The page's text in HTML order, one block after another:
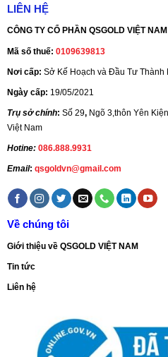
LIÊN HỆ
CÔNG TY CỔ PHẦN QSGOLD VIỆT NAM
Mã số thuế: 0109639813
Nơi cấp: Sở Kế Hoạch và Đầu Tư Thành
Ngày cấp: 19/05/2021
Trụ sở chính: Số 29, Ngõ 3,thôn Yên
Việt Nam
Hotine: 086.888.9931
Email: qsgoldvn@gmail.com
Về chúng tôi
Giới thiệu về QSGOLD VIỆT NAM
Tin tức
Liên hệ